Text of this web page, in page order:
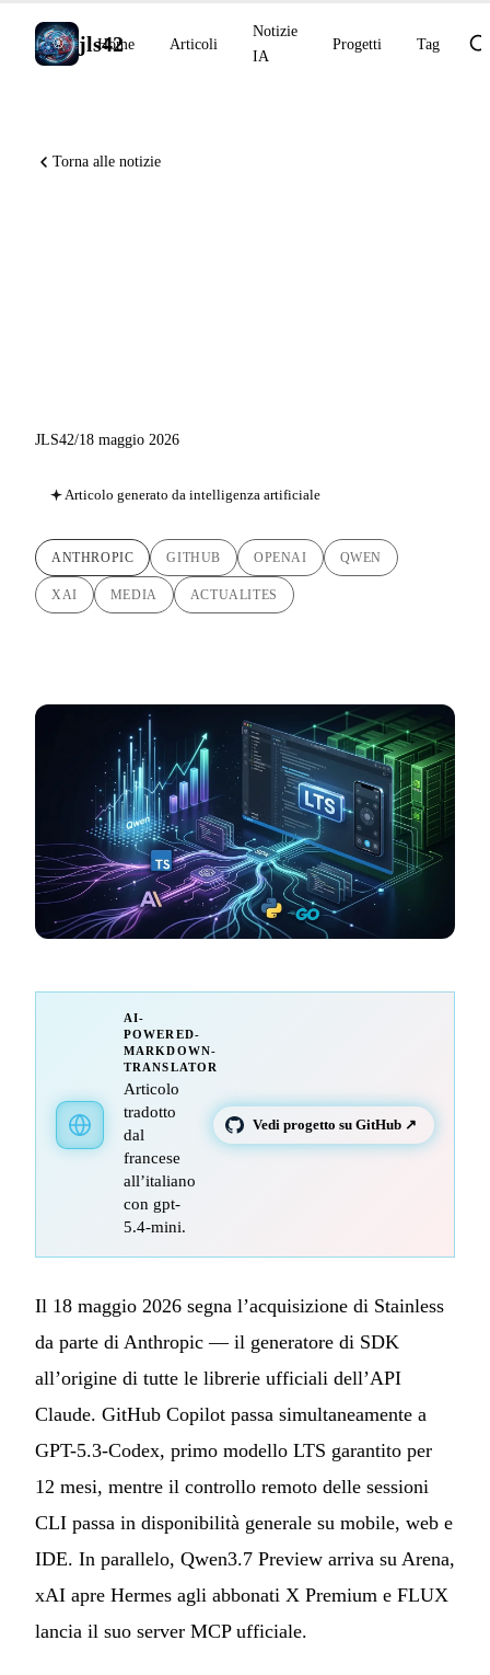
jls42
Home Articoli
Notizie
IA
Progetti Tag
Torna alle notizie
JLS42/18 maggio 2026
Articolo generato da intelligenza artificiale
ANTHROPIC GITHUB OPENAI QWEN
XAI MEDIA ACTUALITES
AI-
POWERED-
MARKDOWN-
TRANSLATOR
Articolo
tradotto
dal
francese
all’italiano
con gpt-
5.4-mini.
Vedi progetto su GitHub ↗
Il 18 maggio 2026 segna l’acquisizione di Stainless
da parte di Anthropic — il generatore di SDK
all’origine di tutte le librerie ufficiali dell’API
Claude. GitHub Copilot passa simultaneamente a
GPT-5.3-Codex, primo modello LTS garantito per
12 mesi, mentre il controllo remoto delle sessioni
CLI passa in disponibilità generale su mobile, web e
IDE. In parallelo, Qwen3.7 Preview arriva su Arena,
xAI apre Hermes agli abbonati X Premium e FLUX
lancia il suo server MCP ufficiale.